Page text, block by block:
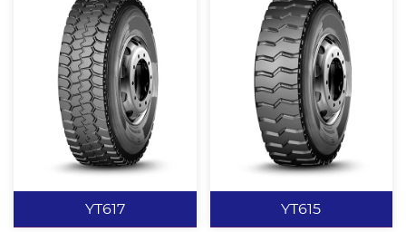
FY601
横向沟槽设计，保证轮胎
的驱动性能。 加深花纹、
花纹块高饱和度设计，提
升轮胎耐刺扎性能，并有
效防爆胎。 沟底防夹石子
突台设计，有效防刺扎、
刺扎，不崩花，不掉块。
查看更多
YT58
大块状花纹设计，赋予轮
胎优异的耐磨、耐切割、
耐撕裂性能。 加宽行驶面
设计，有效提高轮胎的行
驶里程。 沟底防夹石子凸
台设计，保证良好的排石
矿山专用配方，抗刺扎、
查看更多
YT617
YT615